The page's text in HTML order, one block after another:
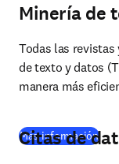
Minería de
Todas las
de texto y datos
manera más
Más información
Citas de